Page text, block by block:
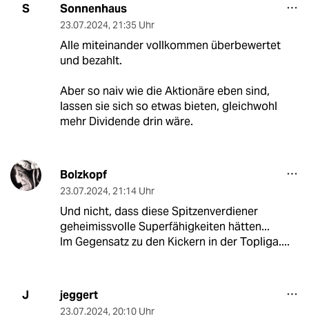
S Sonnenhaus
23.07.2024, 21:35 Uhr
Alle miteinander vollkommen überbewertet
und bezahlt.
Aber so naiv wie die Aktionäre eben sind,
lassen sie sich so etwas bieten, gleichwohl
mehr Dividende drin wäre.
Bolzkopf
23.07.2024, 21:14 Uhr
Und nicht, dass diese Spitzenverdiener
geheimissvolle Superfähigkeiten hätten...
Im Gegensatz zu den Kickern in der Topliga....
J jeggert
23.07.2024, 20:10 Uhr